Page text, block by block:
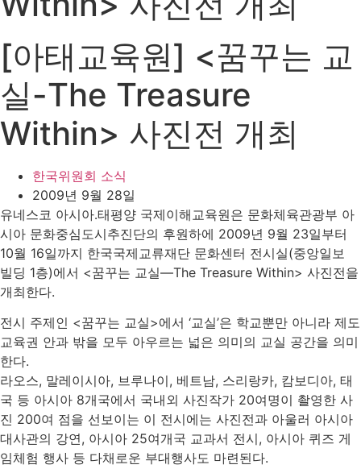
[아태교육원] <꿈꾸는 교
실-The Treasure
Within> 사진전 개최
한국위원회 소식
2009년 9월 28일
유네스코 아시아․태평양 국제이해교육원은 문화체육관광부 아
시아 문화중심도시추진단의 후원하에 2009년 9월 23일부터
10월 16일까지 한국국제교류재단 문화센터 전시실(중앙일보
빌딩 1층)에서 <꿈꾸는 교실―The Treasure Within> 사진전을
개최한다.
전시 주제인 <꿈꾸는 교실>에서 ‘교실’은 학교뿐만 아니라 제도
교육권 안과 밖을 모두 아우르는 넓은 의미의 교실 공간을 의미
한다.
라오스, 말레이시아, 브루나이, 베트남, 스리랑카, 캄보디아, 태
국 등 아시아 8개국에서 국내외 사진작가 20여명이 촬영한 사
진 200여 점을 선보이는 이 전시에는 사진전과 아울러 아시아
대사관의 강연, 아시아 25여개국 교과서 전시, 아시아 퀴즈 게
임체험 행사 등 다채로운 부대행사도 마련된다.